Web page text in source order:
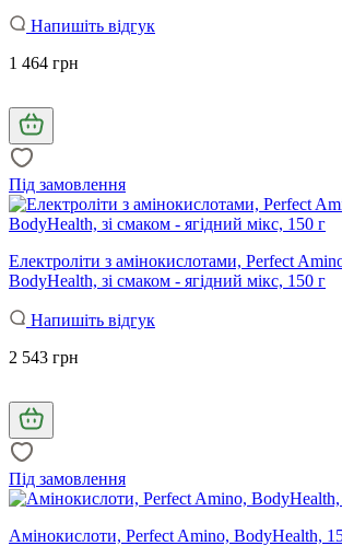
Напишіть відгук
1 464 грн
Під замовлення
Електроліти з амінокислотами, Perfect
BodyHealth, зі смаком - ягідний мікс, 150 г
Напишіть відгук
2 543 грн
Під замовлення
Амінокислоти, Perfect Amino, BodyHealth,